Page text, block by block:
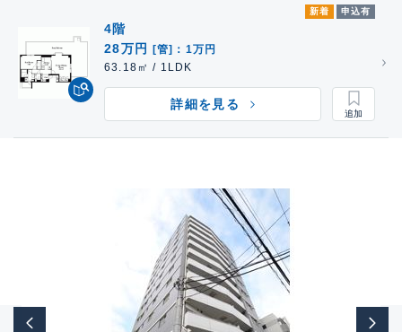
新着 申込有
4階
28万円
[管]：1万円
63.18㎡ / 1LDK
詳細を見る